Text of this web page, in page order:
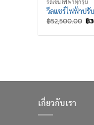
รถเข็นไฟฟ้าทุกรุ่น
วีลแชร์ไฟฟ้าปรั
฿52,500.00 ฿
เกี่ยวกับเรา